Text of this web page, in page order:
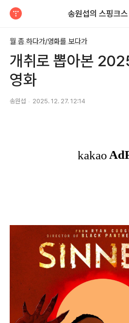
송원섭의 스핑크
뭘 좀 하다가/영화를 보다가
개취로 뽑아본
영화
송원섭 2025. 12. 27. 12:14